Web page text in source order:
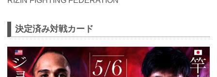
決定済み対戦カード